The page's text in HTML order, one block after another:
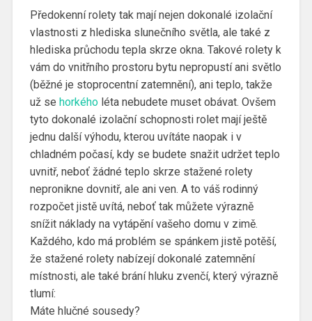
Předokenní rolety tak mají nejen dokonalé izolační
vlastnosti z hlediska slunečního světla, ale také z
hlediska průchodu tepla skrze okna. Takové rolety k
vám do vnitřního prostoru bytu nepropustí ani světlo
(běžné je stoprocentní zatemnění), ani teplo, takže
už se horkéholéta nebudete muset obávat. Ovšem
tyto dokonalé izolační schopnosti rolet mají ještě
jednu další výhodu, kterou uvítáte naopak i v
chladném počasí, kdy se budete snažit udržet teplo
uvnitř, neboť žádné teplo skrze stažené rolety
nepronikne dovnitř, ale ani ven. A to váš rodinný
rozpočet jistě uvítá, neboť tak můžete výrazně
snížit náklady na vytápění vašeho domu v zimě.
Každého, kdo má problém se spánkem jistě potěší,
že stažené rolety nabízejí dokonalé zatemnění
místnosti, ale také brání hluku zvenčí, který výrazně
tlumí:
Máte hlučné sousedy?